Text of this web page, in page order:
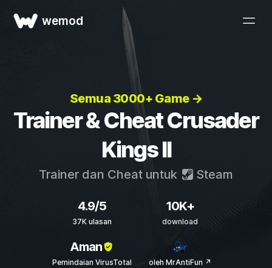
wemod
Semua 3000+ Game →
Trainer & Cheat Crusader
Kings II
Trainer dan Cheat untuk Steam
4.9/5
37K ulasan
10K+
download
Aman
Pemindaian VirusTotal oleh MrAntiFun ↗